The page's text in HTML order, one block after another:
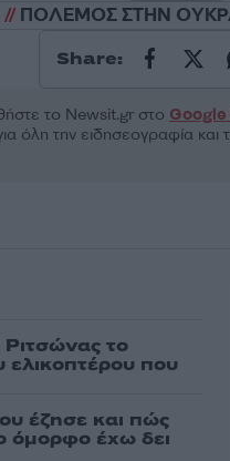
ΠΟΛΕΜΟΣ ΣΤΗΝ
Share:
το Νewsit.gr στο Google
όλη την ειδησεογραφία και
το
που
έζησε και πώς
όμορφο έχω δει